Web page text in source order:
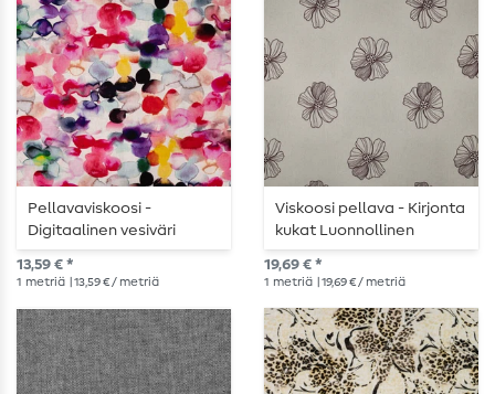
Pellavaviskoosi -
Digitaalinen vesiväri
Monivärinen
13,59 € *
1 metriä | 13,59 € / metriä
Viskoosi pellava - Kirjonta
kukat Luonnollinen
19,69 € *
1 metriä | 19,69 € / metriä